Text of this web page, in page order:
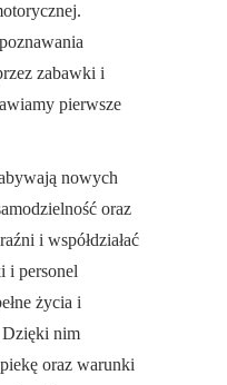
zabawki i
pierwsze
nowych
oraz
i współdziałać
i personel
życia i
Dzięki nim
oraz warunki